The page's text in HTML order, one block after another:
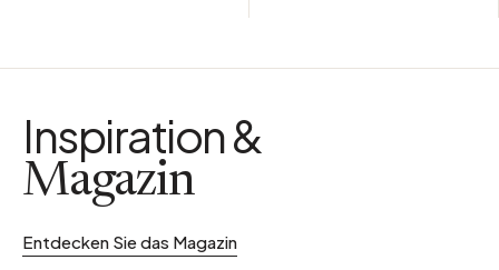
Inspiration &
Magazin
Entdecken Sie das Magazin